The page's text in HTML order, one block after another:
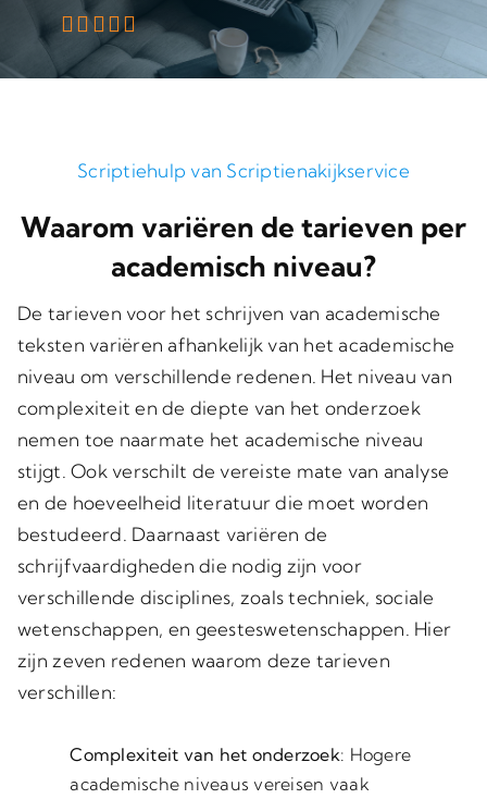
Scriptiehulp van Scriptienakijkservice
Waarom variëren de tarieven per
academisch niveau?
De tarieven voor het schrijven van academische
teksten variëren afhankelijk van het academische
niveau om verschillende redenen. Het niveau van
complexiteit en de diepte van het onderzoek
nemen toe naarmate het academische niveau
stijgt. Ook verschilt de vereiste mate van analyse
en de hoeveelheid literatuur die moet worden
bestudeerd. Daarnaast variëren de
schrijfvaardigheden die nodig zijn voor
verschillende disciplines, zoals techniek, sociale
wetenschappen, en geesteswetenschappen. Hier
zijn zeven redenen waarom deze tarieven
verschillen:
Complexiteit van het onderzoek: Hogere
academische niveaus vereisen vaak